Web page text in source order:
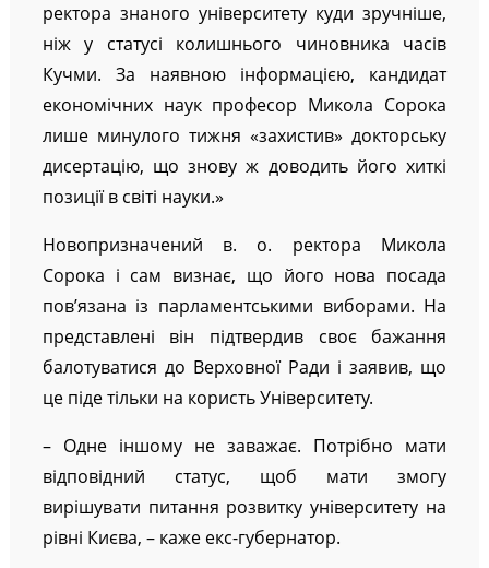
ректора знаного університету куди зручніше,
ніж у статусі колишнього чиновника часів
Кучми. За наявною інформацією, кандидат
економічних наук професор Микола Сорока
лише минулого тижня «захистив» докторську
дисертацію, що знову ж доводить його хиткі
позиції в світі науки.»
Новопризначений в. о. ректора Микола
Сорока і сам визнає, що його нова посада
пов’язана із парламентськими виборами. На
представлені він підтвердив своє бажання
балотуватися до Верховної Ради і заявив, що
це піде тільки на користь Університету.
– Одне іншому не заважає. Потрібно мати
відповідний статус, щоб мати змогу
вирішувати питання розвитку університету на
рівні Києва, – каже екс-губернатор.